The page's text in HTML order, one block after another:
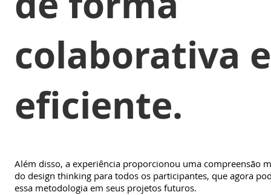
colaborativa e
eficiente.
Além disso, a experiência proporcionou uma compreensão
do design thinking para todos os participantes, que agora
essa metodologia em seus projetos futuros.